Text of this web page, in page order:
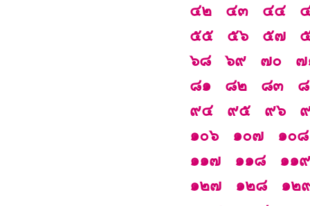
๔๒
๔๓ ๔๔
๕๕
๕๖ ๕๗
๖๘
๖๙ ๗๐
๗
๘๑
๘๒ ๘๓
๙๔
๙๕ ๙๖
๑๐๖
๑๐๗
๑๐๘
๑๑๗
๑๑๘
๑๑๙
๑๒๗
๑๒๘
๑๒